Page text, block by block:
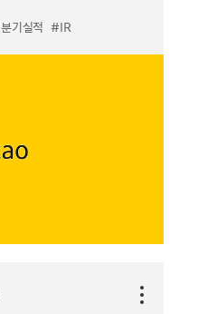
기실적 #IR